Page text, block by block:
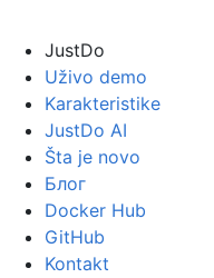
JustDo
Uživo demo
Karakteristike
JustDo AI
Šta je novo
Блог
Docker Hub
GitHub
Kontakt